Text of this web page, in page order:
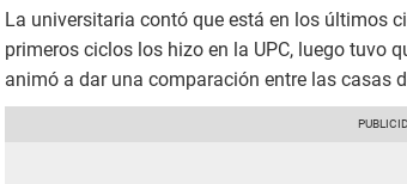
La universitaria contó que está en los últimos
primeros ciclos los hizo en la UPC, luego tuvo
animó a dar una comparación entre las casas